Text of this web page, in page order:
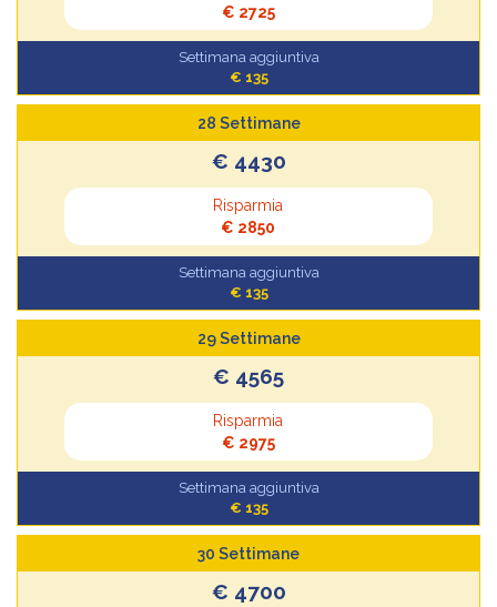
€ 2725
Settimana aggiuntiva
€ 135
28 Settimane
€ 4430
Risparmia
€ 2850
Settimana aggiuntiva
€ 135
29 Settimane
€ 4565
Risparmia
€ 2975
Settimana aggiuntiva
€ 135
30 Settimane
€ 4700